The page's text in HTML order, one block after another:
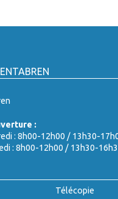
:
: 8h00-12h00 / 13h30-
: 8h00-12h00 / 13h30-
Télécopie